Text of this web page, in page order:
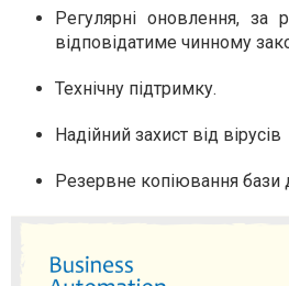
Регулярні оновлення, за
відповідатиме чинному
Технічну підтримку.
Надійний захист від вірусів
Резервне копіювання бази